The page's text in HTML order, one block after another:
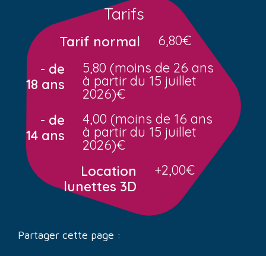
Tarifs
Tarif normal
6,80€
- de
18 ans
5,80 (moins de 26 ans
à partir du 15 juillet
2026)€
- de
14 ans
4,00 (moins de 16 ans
à partir du 15 juillet
2026)€
Location
lunettes 3D
+2,00€
Partager cette page :